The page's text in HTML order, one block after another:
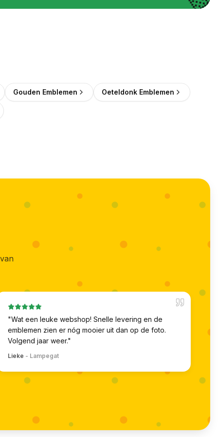
Gouden Emblemen Oeteldonk Emblemen
"Wat een leuke webshop! Snelle levering en de
emblemen zien er nóg mooier uit dan op de foto.
Volgend jaar weer."
Lieke - Lampegat